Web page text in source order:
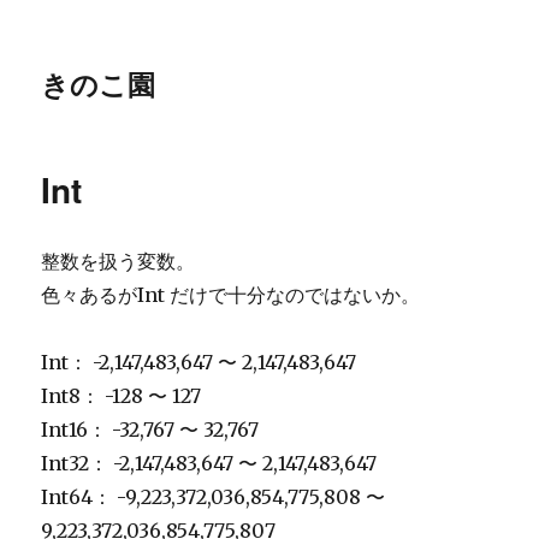
きのこ園
Int
整数を扱う変数。
色々あるがInt だけで十分なのではないか。
Int： -2,147,483,647 〜 2,147,483,647
Int8： -128 〜 127
Int16： -32,767 〜 32,767
Int32： -2,147,483,647 〜 2,147,483,647
Int64： -9,223,372,036,854,775,808 〜
9,223,372,036,854,775,807